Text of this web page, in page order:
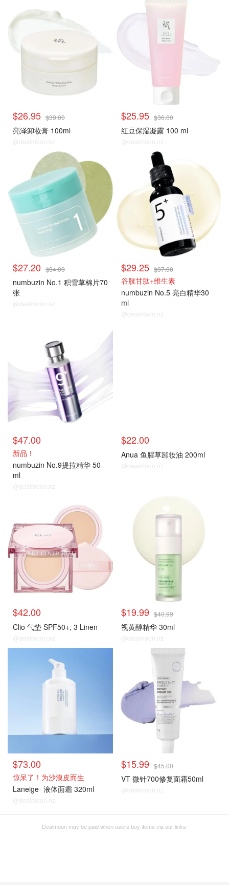
$26.95 $39.00
亮泽卸妆膏 100ml
@dealmoon.nz
$25.95 $36.00
红豆保湿凝露 100 ml
@dealmoon.nz
$27.20 $34.00
numbuzin No.1 积雪草棉片70
张
@dealmoon.nz
$29.25 $37.00
谷胱甘肽+维生素
numbuzin No.5 亮白精华30
ml
@dealmoon.nz
$47.00
新品！
numbuzin No.9提拉精华 50
ml
@dealmoon.nz
$22.00
Anua 鱼腥草卸妆油 200ml
@dealmoon.nz
$42.00
Clio 气垫 SPF50+, 3 Linen
@dealmoon.nz
$19.99 $40.99
视黄醇精华 30ml
@dealmoon.nz
$73.00
惊呆了！为沙漠皮而生
Laneige 液体面霜 320ml
@dealmoon.nz
$15.99 $45.00
VT 微针700修复面霜50ml
@dealmoon.nz
Dealmoon may be paid when users buy items via our links.